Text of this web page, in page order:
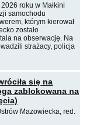
roku w Małkini
samochodu
którym kierował
zostało
na obserwację. Na
strażacy, policja
się na
zablokowana na
Mazowiecka, red.